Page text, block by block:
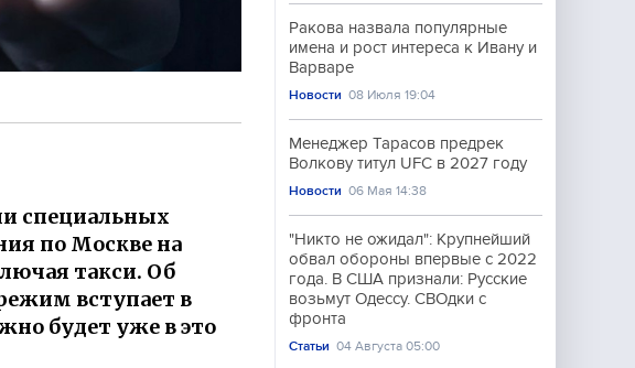
специальных
по Москве на
такси. Об
вступает в
будет уже в это
Ракова назвала популярные
имена и рост интереса к Ивану и
Варваре
Новости 08 Июля 19:04
Менеджер Тарасов предрек
Волкову титул UFC в 2027 году
Новости 06 Мая 14:38
"Никто не ожидал": Крупнейший
обвал обороны впервые с 2022
года. В США признали: Русские
возьмут Одессу. СВОдки с
фронта
Статьи 04 Августа 05:00